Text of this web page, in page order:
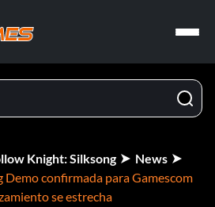
Knight: Silksong
News
confirmada para Gamescom
se estrecha